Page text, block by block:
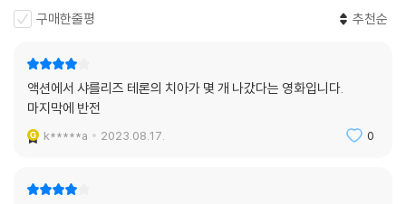
구매한줄평 추천순
액션에서 샤를리즈 테론의 치아가 몇 개 나갔다는 영화입니다.
마지막에 반전
k*****a 2023.08.17. 0